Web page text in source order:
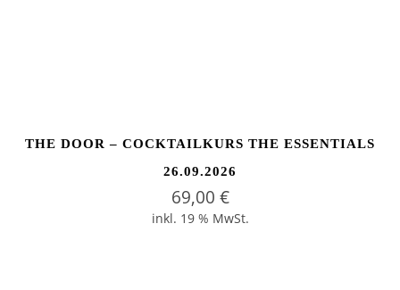
THE DOOR – COCKTAILKURS THE ESSENTIALS
26.09.2026
69,00 €
inkl. 19 % MwSt.